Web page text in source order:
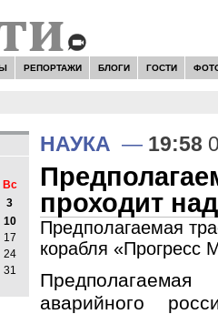
РЕПОРТАЖИ БЛОГИ ГОСТИ
Вс
3
10
17
24
31
НАУКА — 19:58
проходит
Предполагаемая
корабля «Прогресс
аварийного